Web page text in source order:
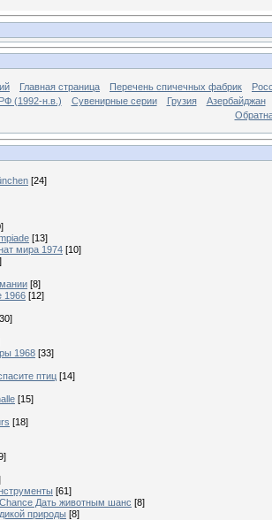
Главная страница Перечень спичечных фабрик
(1992-н.в.)
Сувенирные серии Грузия
Азербайджан
[24]
[13]
мира 1974 [10]
[8]
1966 [12]
1968 [33]
птиц [14]
[15]
[18]
[61]
Дать животным шанс [8]
природы [8]